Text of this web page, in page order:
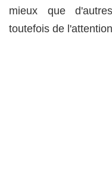
mieux que
toutefois de